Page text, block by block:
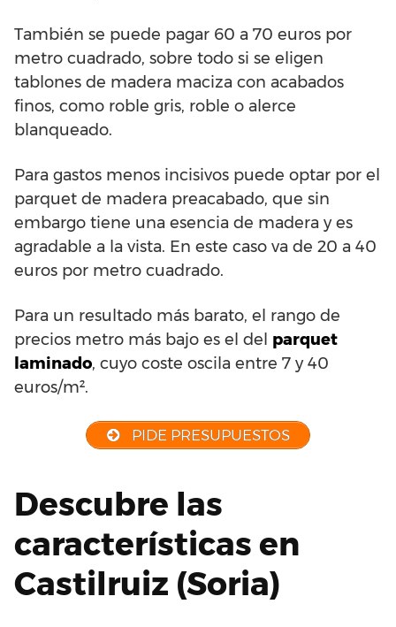
También se puede pagar 60 a 70 euros por
metro cuadrado, sobre todo si se eligen
tablones de madera maciza con acabados
finos, como roble gris, roble o alerce
blanqueado.
Para gastos menos incisivos puede optar por el
parquet de madera preacabado, que sin
embargo tiene una esencia de madera y es
agradable a la vista. En este caso va de 20 a 40
euros por metro cuadrado.
Para un resultado más barato, el rango de
precios metro más bajo es el del parquet
laminado, cuyo coste oscila entre 7 y 40
euros/m².
PIDE PRESUPUESTOS
Descubre las
características en
Castilruiz (Soria)